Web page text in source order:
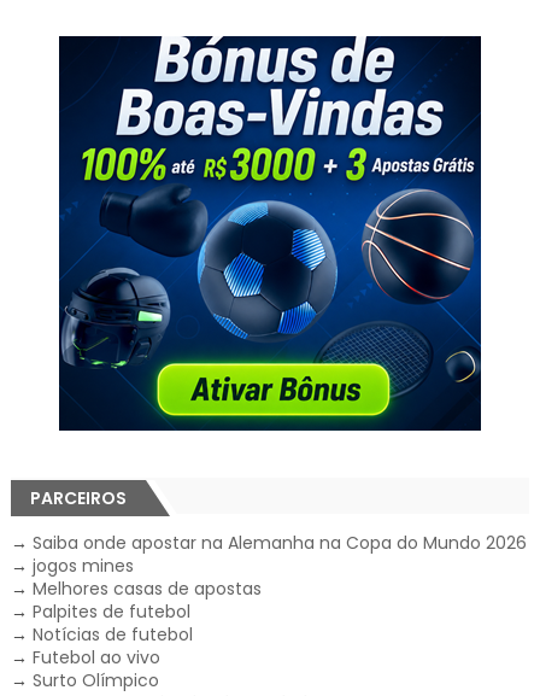
PARCEIROS
→ Saiba onde apostar na Alemanha na Copa do Mundo 2026
→ jogos mines
→ Melhores casas de apostas
→ Palpites de futebol
→ Notícias de futebol
→ Futebol ao vivo
→ Surto Olímpico